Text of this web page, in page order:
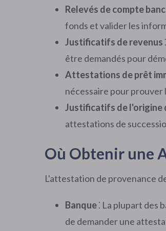
Relevés de compte
fonds et valider les
Justificatifs de revenus
être demandés pour
Attestations de prêt
nécessaire pour
Justificatifs de l'origine
attestations de
Où Obtenir une
L'attestation de provenance
Banque⁚ La plupart
de demander une